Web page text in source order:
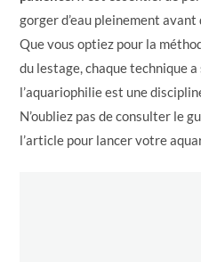
gorger d’eau pleinement
Que vous optiez pour la
du lestage, chaque technique
l’aquariophilie est une
N’oubliez pas de consulter le
l’article pour lancer votre